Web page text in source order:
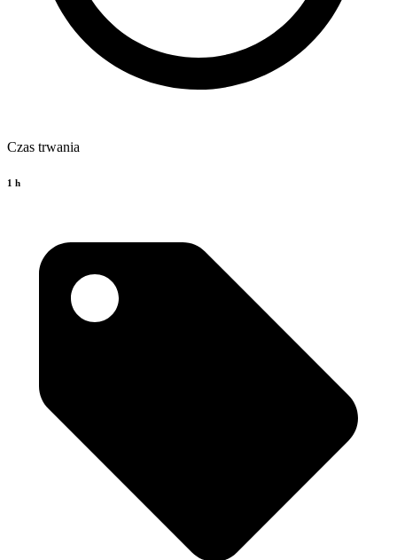
Czas trwania
1 h